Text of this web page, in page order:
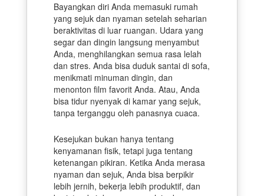
Bayangkan diri Anda memasuki rumah
yang sejuk dan nyaman setelah seharian
beraktivitas di luar ruangan. Udara yang
segar dan dingin langsung menyambut
Anda, menghilangkan semua rasa lelah
dan stres. Anda bisa duduk santai di sofa,
menikmati minuman dingin, dan
menonton film favorit Anda. Atau, Anda
bisa tidur nyenyak di kamar yang sejuk,
tanpa terganggu oleh panasnya cuaca.
Kesejukan bukan hanya tentang
kenyamanan fisik, tetapi juga tentang
ketenangan pikiran. Ketika Anda merasa
nyaman dan sejuk, Anda bisa berpikir
lebih jernih, bekerja lebih produktif, dan